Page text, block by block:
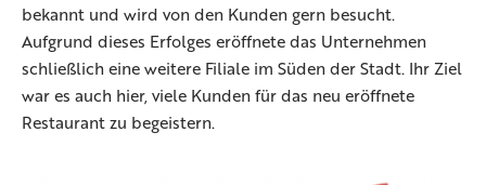
bekannt und wird von den Kunden gern besucht.
Aufgrund dieses Erfolges eröffnete das Unternehmen
schließlich eine weitere Filiale im Süden der Stadt. Ihr Ziel
war es auch hier, viele Kunden für das neu eröffnete
Restaurant zu begeistern.